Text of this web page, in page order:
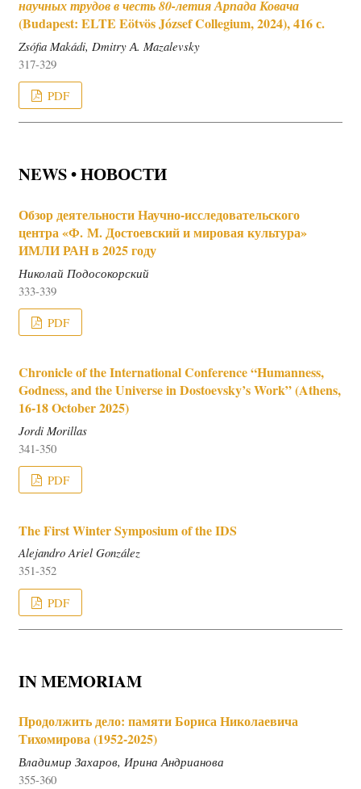
научных трудов в честь 80-летия Арпада Ковача
(Budapest: ELTE Eötvös József Collegium, 2024), 416 с.
Zsófia Makádi, Dmitry А. Mazalevsky
317-329
PDF
NEWS • НОВОСТИ
Обзор деятельности Научно-исследовательского
центра «Ф. М. Достоевский и мировая культура»
ИМЛИ РАН в 2025 году
Николай Подосокорский
333-339
PDF
Chronicle of the International Conference “Humanness,
Godness, and the Universe in Dostoevsky’s Work” (Athens,
16-18 October 2025)
Jordi Morillas
341-350
PDF
The First Winter Symposium of the IDS
Alejandro Ariel González
351-352
PDF
IN MEMORIAM
Продолжить дело: памяти Бориса Николаевича
Тихомирова (1952-2025)
Владимир Захаров, Ирина Андрианова
355-360